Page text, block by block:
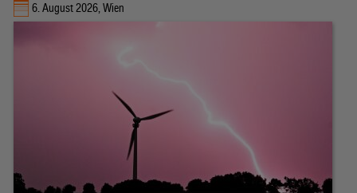
6. August 2026, Wien